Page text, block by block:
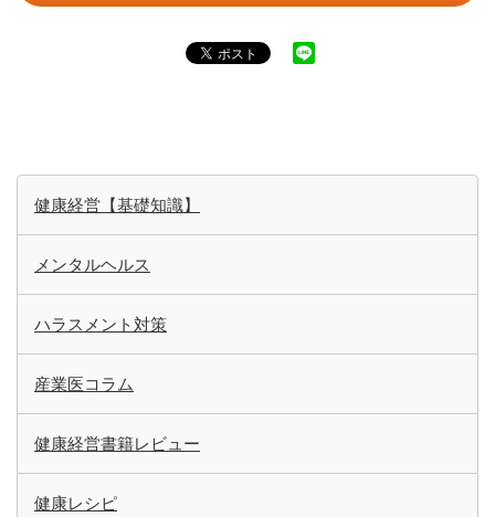
健康経営【基礎知識】
メンタルヘルス
ハラスメント対策
産業医コラム
健康経営書籍レビュー
健康レシピ